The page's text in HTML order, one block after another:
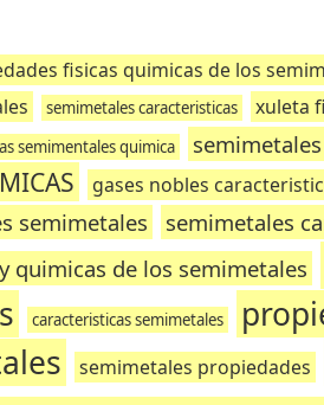
fisicas quimicas de los
semimetales caracteristicas xuleta
semimentales quimica semimetales
gases nobles
semimetales
semimetales
quimicas de los semimetales
caracteristicas semimetales
semimetales propiedades